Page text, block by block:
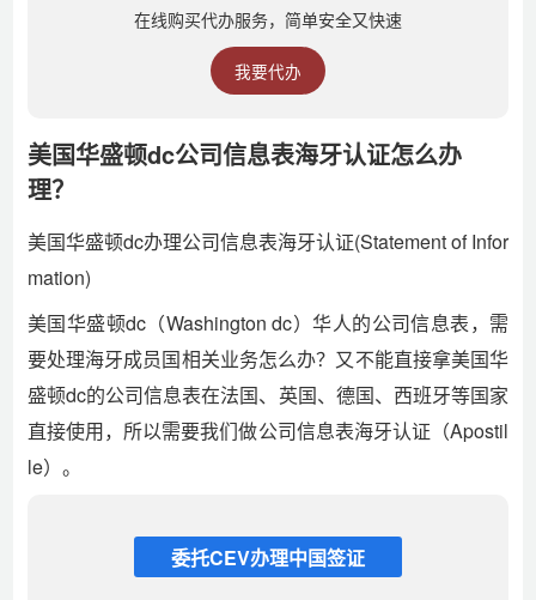
在线购买代办服务，简单安全又快速
我要代办
美国华盛顿dc公司信息表海牙认证怎么办
理？
美国华盛顿dc办理公司信息表海牙认证(Statement of Infor
mation)
美国华盛顿dc（Washington dc）华人的公司信息表，需
要处理海牙成员国相关业务怎么办？又不能直接拿美国华
盛顿dc的公司信息表在法国、英国、德国、西班牙等国家
直接使用，所以需要我们做公司信息表海牙认证（Apostil
le）。
委托CEV办理中国签证